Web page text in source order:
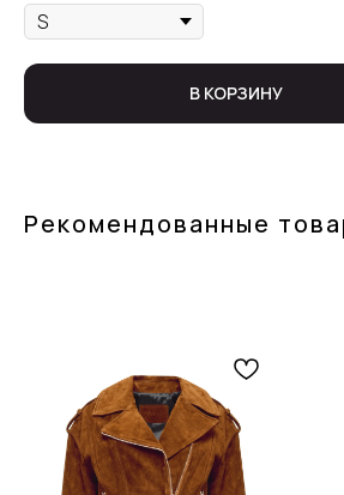
В КОРЗИНУ
Рекомендованные